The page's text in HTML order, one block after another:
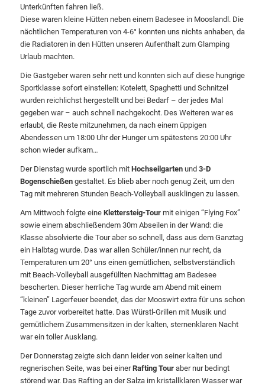
Unterkünften fahren ließ.
Diese waren kleine Hütten neben einem Badesee in Mooslandl. Die
nächtlichen Temperaturen von 4-6° konnten uns nichts anhaben, da
die Radiatoren in den Hütten unseren Aufenthalt zum Glamping
Urlaub machten.
Die Gastgeber waren sehr nett und konnten sich auf diese hungrige
Sportklasse sofort einstellen: Kotelett, Spaghetti und Schnitzel
wurden reichlichst hergestellt und bei Bedarf – der jedes Mal
gegeben war – auch schnell nachgekocht. Des Weiteren war es
erlaubt, die Reste mitzunehmen, da nach einem üppigen
Abendessen um 18:00 Uhr der Hunger um spätestens 20:00 Uhr
schon wieder aufkam…
Der Dienstag wurde sportlich mit Hochseilgartenund 3-D
Bogenschießengestaltet. Es blieb aber noch genug Zeit, um den
Tag mit mehreren Stunden Beach-Volleyball ausklingen zu lassen.
Am Mittwoch folgte eine Klettersteig-Tourmit einigen “Flying Fox”
sowie einem abschließendem 30m Abseilen in der Wand: die
Klasse absolvierte die Tour aber so schnell, dass aus dem Ganztag
ein Halbtag wurde. Das war allen Schüler/innen nur recht, da
Temperaturen um 20° uns einen gemütlichen, selbstverständlich
mit Beach-Volleyball ausgefüllten Nachmittag am Badesee
bescherten. Dieser herrliche Tag wurde am Abend mit einem
“kleinen” Lagerfeuer beendet, das der Mooswirt extra für uns schon
Tage zuvor vorbereitet hatte. Das Würstl-Grillen mit Musik und
gemütlichem Zusammensitzen in der kalten, sternenklaren Nacht
war ein toller Ausklang.
Der Donnerstag zeigte sich dann leider von seiner kalten und
regnerischen Seite, was bei einerRafting Touraber nur bedingt
störend war. Das Rafting an der Salza im kristallklaren Wasser war